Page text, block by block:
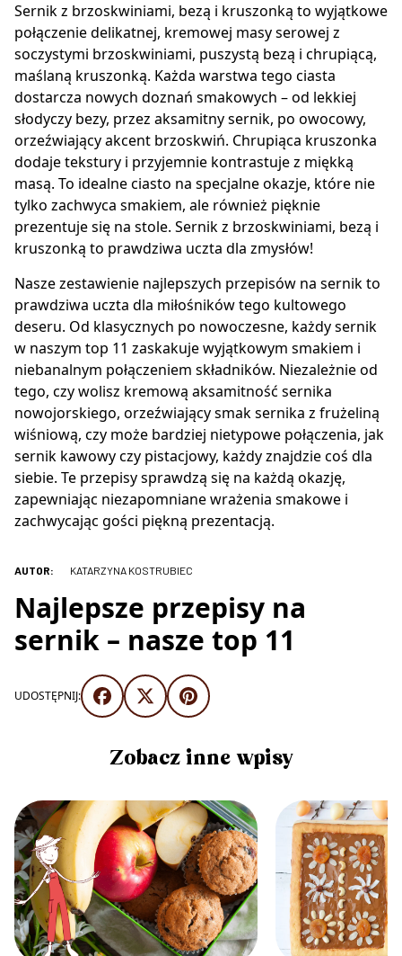
Sernik z brzoskwiniami, bezą i kruszonką to wyjątkowe
połączenie delikatnej, kremowej masy serowej z
soczystymi brzoskwiniami, puszystą bezą i chrupiącą,
maślaną kruszonką. Każda warstwa tego ciasta
dostarcza nowych doznań smakowych – od lekkiej
słodyczy bezy, przez aksamitny sernik, po owocowy,
orzeźwiający akcent brzoskwiń. Chrupiąca kruszonka
dodaje tekstury i przyjemnie kontrastuje z miękką
masą. To idealne ciasto na specjalne okazje, które nie
tylko zachwyca smakiem, ale również pięknie
prezentuje się na stole. Sernik z brzoskwiniami, bezą i
kruszonką to prawdziwa uczta dla zmysłów!
Nasze zestawienie najlepszych przepisów na sernik to
prawdziwa uczta dla miłośników tego kultowego
deseru. Od klasycznych po nowoczesne, każdy sernik
w naszym top 11 zaskakuje wyjątkowym smakiem i
niebanalnym połączeniem składników. Niezależnie od
tego, czy wolisz kremową aksamitność sernika
nowojorskiego, orzeźwiający smak sernika z frużeliną
wiśniową, czy może bardziej nietypowe połączenia, jak
sernik kawowy czy pistacjowy, każdy znajdzie coś dla
siebie. Te przepisy sprawdzą się na każdą okazję,
zapewniając niezapomniane wrażenia smakowe i
zachwycając gości piękną prezentacją.
AUTOR: KATARZYNA KOSTRUBIEC
Najlepsze przepisy na
sernik – nasze top 11
UDOSTĘPNIJ:
Zobacz inne wpisy